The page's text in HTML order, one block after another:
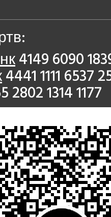
4149 6090
4441 1111 6537
2802 1314 1177